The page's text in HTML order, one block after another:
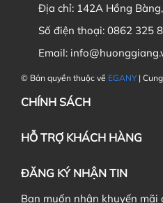
Địa chỉ: 142A Hồng
Số điện thoại: 0862 325
Email:
© Bản quyền thuộc về EGANY |
CHÍNH SÁCH
HỖ TRỢ KHÁCH HÀNG
ĐĂNG KÝ NHẬN TIN
Bạn muốn nhận khuyến mãi